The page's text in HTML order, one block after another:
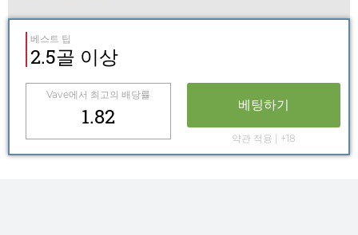
베스트 팁
2.5골 이상
Vave에서 최고의 배당률
1.82 베팅하기
약관 적용 | +18